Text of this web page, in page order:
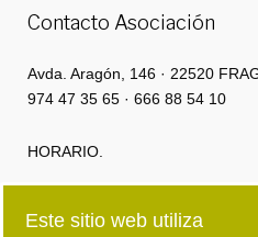
Contacto Asociación
Avda. Aragón, 146 · 22520
974 47 35 65 · 666 88 54 10
HORARIO.
Este sitio web utiliza